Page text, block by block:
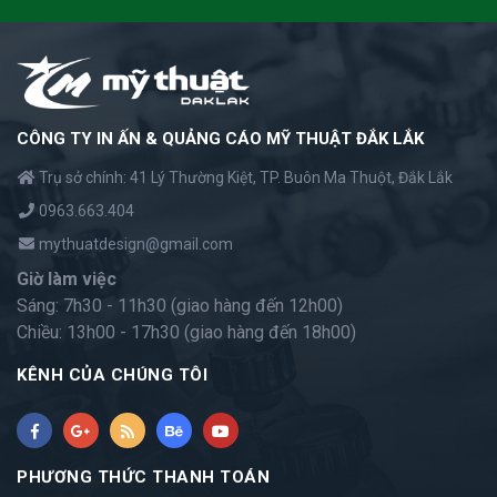
CÔNG TY IN ẤN & QUẢNG CÁO MỸ THUẬT ĐẮK LẮK
Trụ sở chính: 41 Lý Thường Kiệt, TP. Buôn Ma Thuột, Đắk Lắk
0963.663.404
mythuatdesign@gmail.com
Giờ làm việc
Sáng: 7h30 - 11h30 (giao hàng đến 12h00)
Chiều: 13h00 - 17h30 (giao hàng đến 18h00)
KÊNH CỦA CHÚNG TÔI
PHƯƠNG THỨC THANH TOÁN